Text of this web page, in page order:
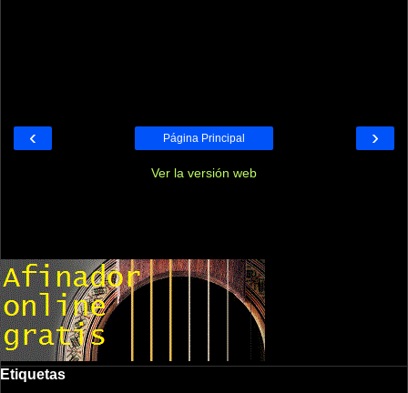
‹ ›
Página Principal
Ver la versión web
Etiquetas